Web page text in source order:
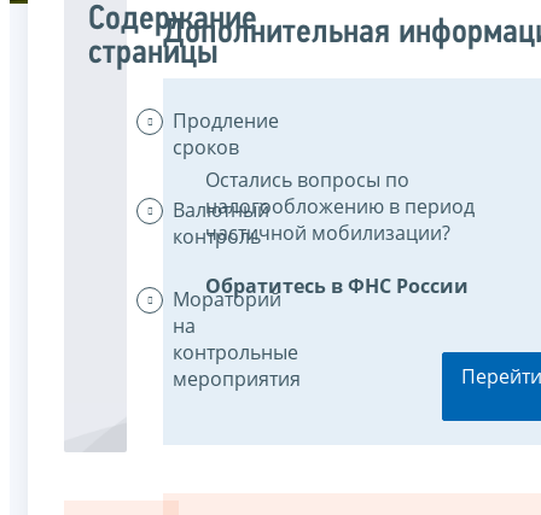
Содержание
страницы
Продление
сроков
Валютный
контроль
Мораторий
на
контрольные
мероприятия
Дополнительная
Остались вопросы по
налогообложению в период
частичной мобилизации?
Обратитесь в ФНС России
Перейти